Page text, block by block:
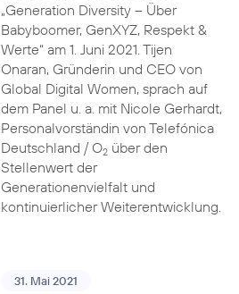
„Generation Diversity – Über
Babyboomer, GenXYZ, Respekt &
Werte“ am 1. Juni 2021. Tijen
Onaran, Gründerin und CEO von
Global Digital Women, sprach auf
dem Panel u. a. mit Nicole Gerhardt,
Personalvorständin von Telefónica
Deutschland / O2über den
Stellenwert der
Generationenvielfalt und
kontinuierlicher Weiterentwicklung.
31. Mai 2021